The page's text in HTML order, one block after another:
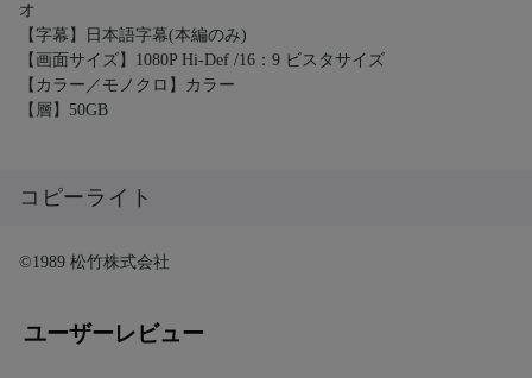
オ
【字幕】日本語字幕(本編のみ)
【画面サイズ】1080P Hi-Def /16：9 ビスタサイズ
【カラー／モノクロ】カラー
【層】50GB
コピーライト
©1989 松竹株式会社
ユーザーレビュー